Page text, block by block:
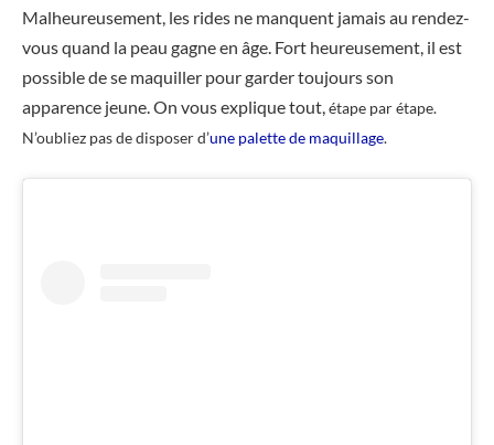
Malheureusement, les rides ne manquent jamais au rendez-
vous quand la peau gagne en âge. Fort heureusement, il est
possible de se maquiller pour garder toujours son
apparence jeune. On vous explique tout,étape par étape.
N’oubliez pas de disposer d’une palette de maquillage.